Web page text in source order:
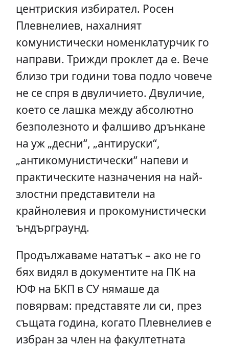
центриския избирател. Росен
Плевнелиев, нахалният
комунистически номенклатурчик го
направи. Трижди проклет да е. Вече
близо три години това подло човече
не се спря в двуличието. Двуличие,
което се лашка между абсолютно
безполезното и фалшиво дрънкане
на уж „десни“, „антируски“,
„антикомунистически“ напеви и
практическите назначения на най-
злостни представители на
крайнолевия и прокомунистически
ъндърграунд.
Продължаваме нататък – ако не го
бях видял в документите на ПК на
ЮФ на БКП в СУ нямаше да
повярвам: представяте ли си, през
същата година, когато Плевнелиев е
избран за член на факултетната